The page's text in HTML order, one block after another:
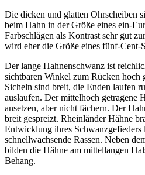
Die dicken und glatten Ohrscheiben
beim Hahn in der Größe eines ein-
Farbschlägen als Kontrast sehr gut
wird eher die Größe eines fünf-Cent-
Der lange Hahnenschwanz ist
sichtbaren Winkel zum Rücken hoch
Sicheln sind breit, die Enden laufen
auslaufen. Der mittelhoch getragene
ansetzen, aber nicht fächern. Der
breit gespreizt. Rheinländer Hähne
Entwicklung ihres Schwanzgefieders
schnellwachsende Rassen. Neben
bilden die Hähne am mittellangen
Behang.